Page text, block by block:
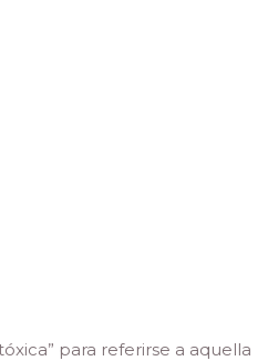
para referirse a aquella